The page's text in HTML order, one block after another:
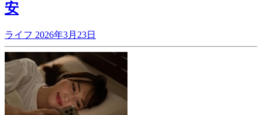
安
ライフ 2026年3月23日